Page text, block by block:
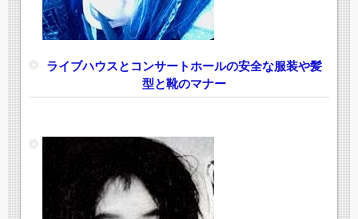
ライブハウスとコンサートホールの安全な服装や髪
型と靴のマナー